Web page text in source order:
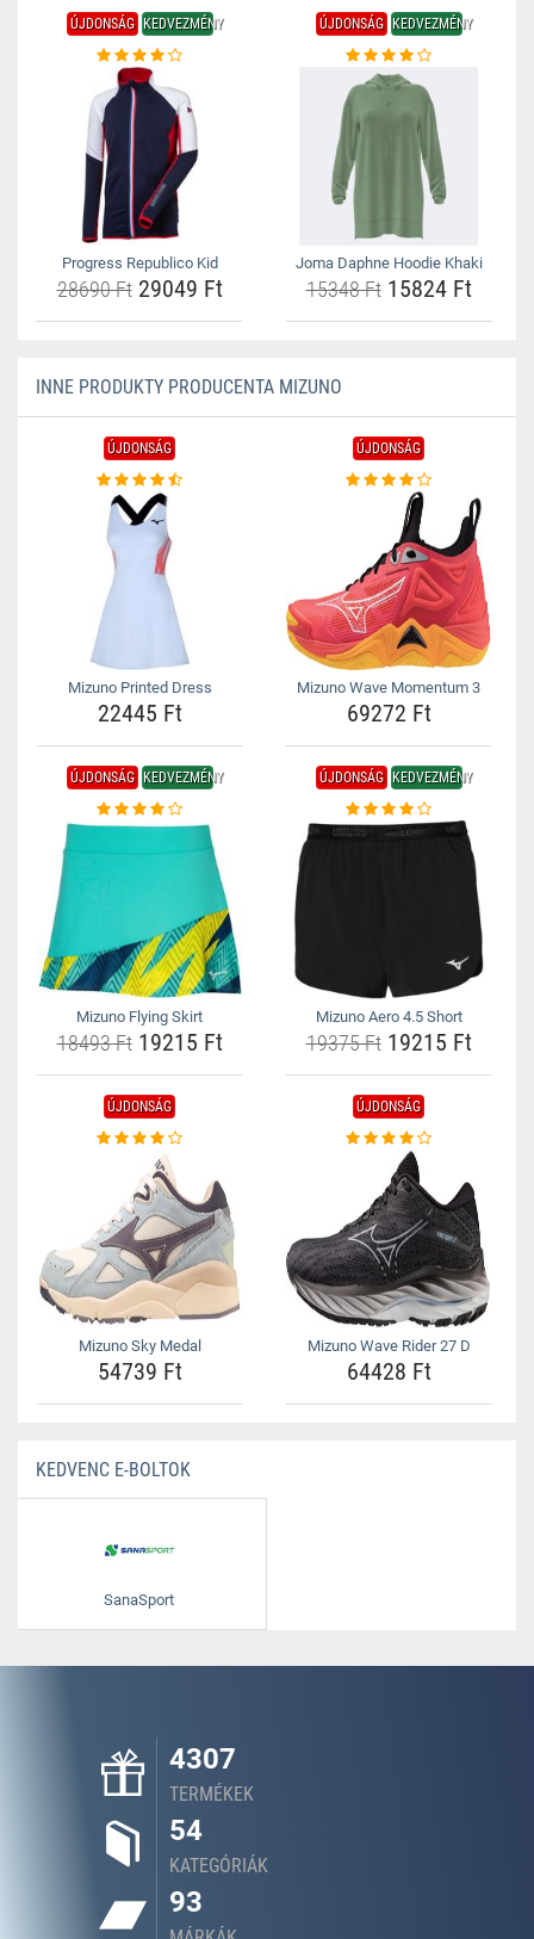
ÚJDONSÁG KEDVEZMÉNY
Progress Republico Kid
28690 Ft29049 Ft
ÚJDONSÁG KEDVEZMÉNY
Joma Daphne Hoodie Khaki
15348 Ft15824 Ft
INNE PRODUKTY PRODUCENTA MIZUNO
ÚJDONSÁG
Mizuno Printed Dress
22445 Ft
ÚJDONSÁG
Mizuno Wave Momentum 3
69272 Ft
ÚJDONSÁG KEDVEZMÉNY
Mizuno Flying Skirt
18493 Ft19215 Ft
ÚJDONSÁG KEDVEZMÉNY
Mizuno Aero 4.5 Short
19375 Ft19215 Ft
ÚJDONSÁG
Mizuno Sky Medal
54739 Ft
ÚJDONSÁG
Mizuno Wave Rider 27 D
64428 Ft
KEDVENC E-BOLTOK
SanaSport
4307
TERMÉKEK
54
KATEGÓRIÁK
93